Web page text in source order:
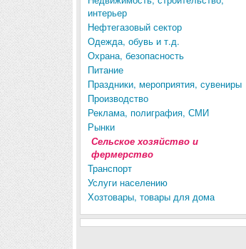
интерьер
Нефтегазовый сектор
Одежда, обувь и т.д.
Охрана, безопасность
Питание
Праздники, мероприятия, сувениры
Производство
Реклама, полиграфия, СМИ
Рынки
Сельское хозяйство и
фермерство
Транспорт
Услуги населению
Хозтовары, товары для дома